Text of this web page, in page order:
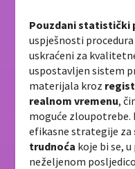
Pouzdani statistički
uspješnosti
uskraćeni za
uspostavljen sistem
materijala kroz
realnom vremenu,
moguće zloupotrebe.
efikasne strategije za
trudnoća koje bi se,
neželjenom